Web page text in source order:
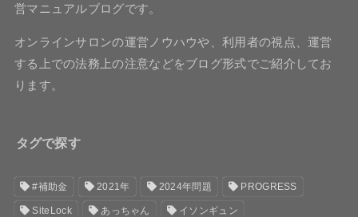
営マニュアルブログです。
オンラインサロンの運営ノウハウや、利用者の視点、運営
する上での法務上の注意などをブログ形式でご紹介してお
ります。
タグで探す
#補助金 2021年 2024年問題 PROGRESS
SiteLock あっちゃん イソンギュン